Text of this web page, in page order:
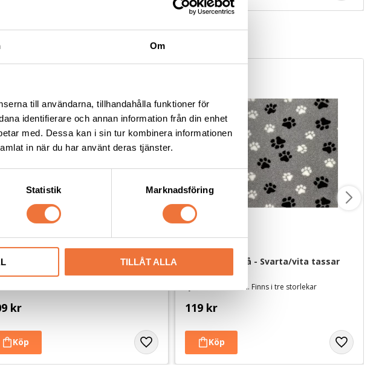
Om
till användarna, tillhandahålla funktioner för
identifierare och annan information från din enhet
med. Dessa kan i sin tur kombinera informationen
in när du har använt deras tjänster.
Statistik Marknadsföring
TILLÅT ALLA
rostfri anti-glid 2800 ml
kr
Vetbed Ljusgrå - Svarta/vita tassar
Tjocklek ca 28 mm. Finns i tre storlekar
119 kr